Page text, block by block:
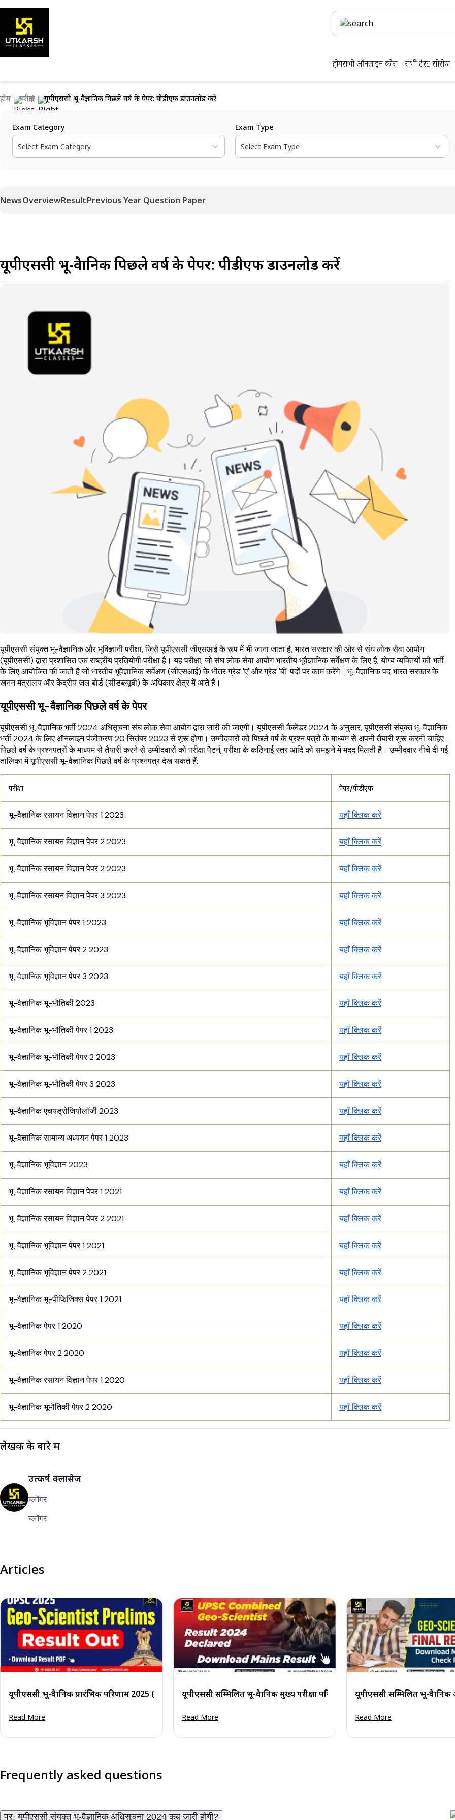
होमसभी ऑनलाइन कोर्स सभी टेस्ट सीरीज
होम परीक्षाएं यूपीएससी भू-वैज्ञानिक पिछले वर्ष के पेपर: पीडीएफ डाउनलोड करें
Exam Category
Select Exam Category
Exam Type
Select Exam Type
NewsOverviewResultPrevious Year Question Paper
यूपीएससी भू-वैज्ञानिक पिछले वर्ष के पेपर: पीडीएफ डाउनलोड करें
यूपीएससी संयुक्त भू-वैज्ञानिक और भूविज्ञानी परीक्षा, जिसे यूपीएससी जीएसआई के रूप में भी जाना जाता है, भारत सरकार की ओर से संघ लोक सेवा आयोग
(यूपीएससी) द्वारा प्रशासित एक राष्ट्रीय प्रतियोगी परीक्षा है। यह परीक्षा, जो संघ लोक सेवा आयोग भारतीय भूवैज्ञानिक सर्वेक्षण के लिए है, योग्य व्यक्तियों की भर्ती
के लिए आयोजित की जाती है जो भारतीय भूवैज्ञानिक सर्वेक्षण (जीएसआई) के भीतर ग्रेड 'ए' और ग्रेड 'बी' पदों पर काम करेंगे। भू-वैज्ञानिक पद भारत सरकार के
खनन मंत्रालय और केंद्रीय जल बोर्ड (सीडब्ल्यूबी) के अधिकार क्षेत्र में आते हैं।
यूपीएससी भू-वैज्ञानिक पिछले वर्ष के पेपर
यूपीएससी भू-वैज्ञानिक भर्ती 2024 अधिसूचना संघ लोक सेवा आयोग द्वारा जारी की जाएगी। यूपीएससी कैलेंडर 2024 के अनुसार, यूपीएससी संयुक्त भू-वैज्ञानिक
भर्ती 2024 के लिए ऑनलाइन पंजीकरण 20 सितंबर 2023 से शुरू होगा। उम्मीदवारों को पिछले वर्ष के प्रश्न पत्रों के माध्यम से अपनी तैयारी शुरू करनी चाहिए।
पिछले वर्ष के प्रश्नपत्रों के माध्यम से तैयारी करने से उम्मीदवारों को परीक्षा पैटर्न, परीक्षा के कठिनाई स्तर आदि को समझने में मदद मिलती है। उम्मीदवार नीचे दी गई
तालिका में यूपीएससी भू-वैज्ञानिक पिछले वर्ष के प्रश्नपत्र देख सकते हैं:
परीक्षा पेपर/पीडीएफ
भू-वैज्ञानिक रसायन विज्ञान पेपर 1 2023 यहाँ क्लिक करें
भू-वैज्ञानिक रसायन विज्ञान पेपर 2 2023 यहाँ क्लिक करें
भू-वैज्ञानिक रसायन विज्ञान पेपर 2 2023 यहाँ क्लिक करें
भू-वैज्ञानिक रसायन विज्ञान पेपर 3 2023 यहाँ क्लिक करें
भू-वैज्ञानिक भूविज्ञान पेपर 1 2023 यहाँ क्लिक करें
भू-वैज्ञानिक भूविज्ञान पेपर 2 2023 यहाँ क्लिक करें
भू-वैज्ञानिक भूविज्ञान पेपर 3 2023 यहाँ क्लिक करें
भू-वैज्ञानिक भू-भौतिकी 2023 यहाँ क्लिक करें
भू-वैज्ञानिक भू-भौतिकी पेपर 1 2023 यहाँ क्लिक करें
भू-वैज्ञानिक भू-भौतिकी पेपर 2 2023 यहाँ क्लिक करें
भू-वैज्ञानिक भू-भौतिकी पेपर 3 2023 यहाँ क्लिक करें
भू-वैज्ञानिक एचयड्रोजियोलॉजी 2023 यहाँ क्लिक करें
भू-वैज्ञानिक सामान्य अध्ययन पेपर 1 2023 यहाँ क्लिक करें
भू-वैज्ञानिक भूविज्ञान 2023 यहाँ क्लिक करें
भू-वैज्ञानिक रसायन विज्ञान पेपर 1 2021 यहाँ क्लिक करें
भू-वैज्ञानिक रसायन विज्ञान पेपर 2 2021 यहाँ क्लिक करें
भू-वैज्ञानिक भूविज्ञान पेपर 1 2021 यहाँ क्लिक करें
भू-वैज्ञानिक भूविज्ञान पेपर 2 2021 यहाँ क्लिक करें
भू-वैज्ञानिक भू-पीफिजिक्स पेपर 1 2021 यहाँ क्लिक करें
भू-वैज्ञानिक पेपर 1 2020 यहाँ क्लिक करें
भू-वैज्ञानिक पेपर 2 2020 यहाँ क्लिक करें
भू-वैज्ञानिक रसायन विज्ञान पेपर 1 2020 यहाँ क्लिक करें
भू-वैज्ञानिक भूभौतिकी पेपर 2 2020 यहाँ क्लिक करें
लेखक के बारे में
उत्कर्ष क्लासेज
ब्लॉगर
ब्लॉगर
Articles
यूपीएससी भू-वैज्ञानिक प्रारंभिक परिणाम 2025 (जारी): अपना परिणाम देखें
Read More
यूपीएससी सम्मिलित भू-वैज्ञानिक मुख्य परीक्षा परिणाम 2024 घोषित
Read More
यूपीएससी सम्मिलित भू-
Read More
Frequently asked questions
प्र. यूपीएससी संयुक्त भू-वैज्ञानिक अधिसूचना 2024 कब जारी होगी?